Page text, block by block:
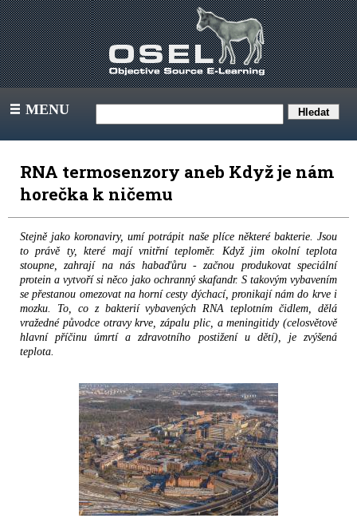
III MENU
RNA termosenzory aneb Když je nám
horečka k ničemu
Stejně jako koronaviry, umí potrápit naše plíce některé bakterie. Jsou
to právě ty, které mají vnitřní teploměr. Když jim okolní teplota
stoupne, zahrají na nás habaďůru - začnou produkovat speciální
protein a vytvoří si něco jako ochranný skafandr. S takovým vybavením
se přestanou omezovat na horní cesty dýchací, pronikají nám do krve i
mozku. To, co z bakterií vybavených RNA teplotním čidlem, dělá
vražedné původce otravy krve, zápalu plic, a meningitidy (celosvětově
hlavní příčinu úmrtí a zdravotního postižení u dětí), je zvýšená
teplota.